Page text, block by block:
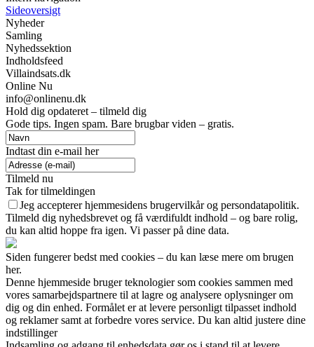
Sideoversigt
Nyheder
Samling
Nyhedssektion
Indholdsfeed
Villaindsats.dk
Online Nu
info@onlinenu.dk
Hold dig opdateret – tilmeld dig
Gode tips. Ingen spam. Bare brugbar viden – gratis.
Indtast din e-mail her
Tilmeld nu
Tak for tilmeldingen
Jeg accepterer hjemmesidens brugervilkår og persondatapolitik.
Tilmeld dig nyhedsbrevet og få værdifuldt indhold – og bare rolig,
du kan altid hoppe fra igen. Vi passer på dine data.
Siden fungerer bedst med cookies – du kan læse mere om brugen
her.
Denne hjemmeside bruger teknologier som cookies sammen med
vores samarbejdspartnere til at lagre og analysere oplysninger om
dig og din enhed. Formålet er at levere personligt tilpasset indhold
og reklamer samt at forbedre vores service. Du kan altid justere dine
indstillinger